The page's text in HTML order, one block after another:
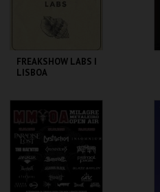
COMPRAR
FREAKSHOW LABS I
LISBOA
MAIS INFO
COMPRAR